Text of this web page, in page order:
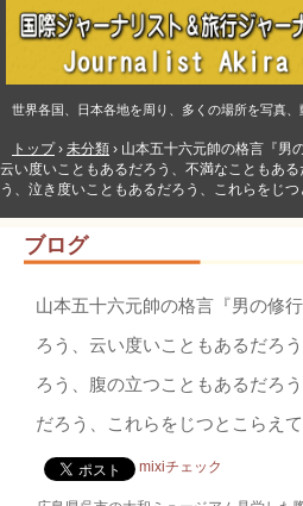
世界各国、日本各地を周り、多くの場所を写真
トップ› 未分類 › 山本五十六元帥の格言『男
云い度いこともあるだろう、不満なこともあ
う、泣き度いこともあるだろう、これらをじ
ブログ
山本五十六元帥の格言『男の修
ろう、云い度いこともあるだろ
ろう、腹の立つこともあるだろ
だろう、これらをじつとこらえ
mixiチェック